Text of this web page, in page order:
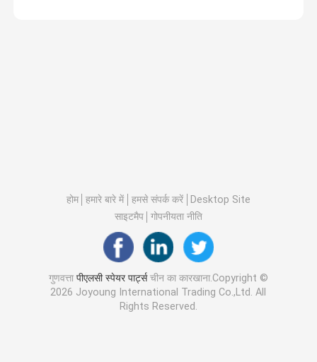
होम हमारे बारे में हमसे संपर्क करें
Desktop Site
साइटमैप
गोपनीयता नीति
गुणवत्ता पीएलसी स्पेयर पार्ट्सचीन का कारखाना.Copyright ©
2026 Joyoung International Trading Co.,Ltd. All
Rights Reserved.